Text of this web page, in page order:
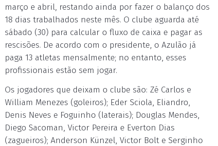
março e abril, restando ainda por fazer o balanço dos
18 dias trabalhados neste mês. O clube aguarda até
sábado (30) para calcular o fluxo de caixa e pagar as
rescisões. De acordo com o presidente, o Azulão já
paga 13 atletas mensalmente; no entanto, esses
profissionais estão sem jogar.
Os jogadores que deixam o clube são: Zé Carlos e
William Menezes (goleiros); Eder Sciola, Eliandro,
Denis Neves e Foguinho (laterais); Douglas Mendes,
Diego Sacoman, Victor Pereira e Everton Dias
(zagueiros); Anderson Künzel, Victor Bolt e Serginho